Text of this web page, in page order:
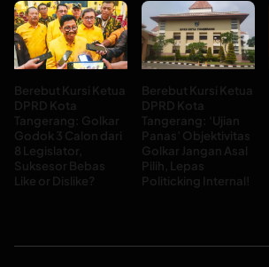
Berebut Kursi Ketua
DPRD Kota
Tangerang: Golkar
Godok 3 Calon dari
8 Legislator,
Suksesor Bebas
Like or Dislike?
Berebut Kursi Ketua
DPRD Kota
Tangerang: ‘Ujian
Panas’ Objektivitas
Golkar Jangan Asal
Pilih, Lepas
Politicking Internal!